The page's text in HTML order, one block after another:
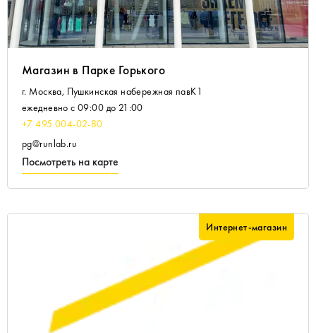
Магазин в Парке Горького
г. Москва, Пушкинская набережная павК1
ежедневно с 09:00 до 21:00
+7 495 004-02-80
pg@runlab.ru
Посмотреть на карте
Интернет-магазин